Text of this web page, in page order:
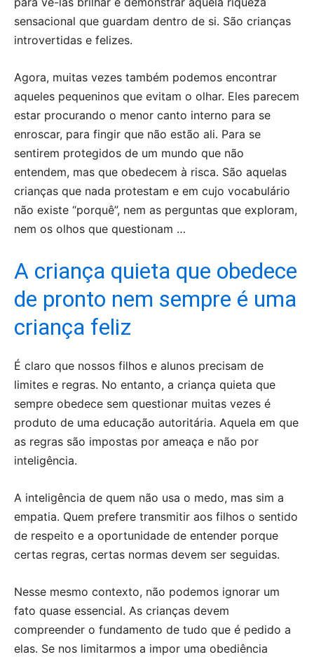
sensacional que guardam dentro de si. São crianças
introvertidas e felizes.
Agora, muitas vezes também podemos encontrar
aqueles pequeninos que evitam o olhar. Eles parecem
estar procurando o menor canto interno para se
enroscar, para fingir que não estão ali. Para se
sentirem protegidos de um mundo que não
entendem, mas que obedecem à risca. São aquelas
crianças que nada protestam e em cujo vocabulário
não existe “porquê”, nem as perguntas que exploram,
nem os olhos que questionam …
A criança quieta que obedece
de pronto nem sempre é uma
criança feliz
É claro que nossos filhos e alunos precisam de
limites e regras. No entanto, a criança quieta que
sempre obedece sem questionar muitas vezes é
produto de uma educação autoritária. Aquela em que
as regras são impostas por ameaça e não por
inteligência.
A inteligência de quem não usa o medo, mas sim a
empatia. Quem prefere transmitir aos filhos o sentido
de respeito e a oportunidade de entender porque
certas regras, certas normas devem ser seguidas.
Nesse mesmo contexto, não podemos ignorar um
fato quase essencial. As crianças devem
compreender o fundamento de tudo que é pedido a
elas. Se nos limitarmos a impor uma obediência